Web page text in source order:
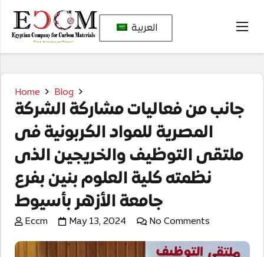
العربية
Home Blog
جانب من فعاليات مشاركة الشركة
المصرية للمواد الكربونية فى
ملتقى التوظيف والخريجين الذى
نظمته كلية العلوم بنين بفرع
جامعة الأزهر بأسيوط
Eccm May 13, 2024 No Comments